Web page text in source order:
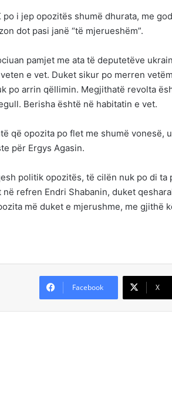
po i jep opozitës shumë dhurata, me
dot pasi janë “të mjerueshëm”.
pamjet me ata të deputetëve
e vet. Duket sikur po merren
po arrin qëllimin. Megjithatë revolta
Berisha është në habitatin e vet.
që opozita po flet me shumë vonesë,
për Ergys Agasin.
politik opozitës, të cilën nuk po di
në refren Endri Shabanin, duket
më duket e mjerushme, me gjithë
Facebook X